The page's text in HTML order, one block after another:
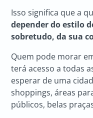
Isso significa que a
depender do estilo
sobretudo, da sua
Quem pode morar
terá acesso a todas
esperar de uma
shoppings, áreas
públicos, belas